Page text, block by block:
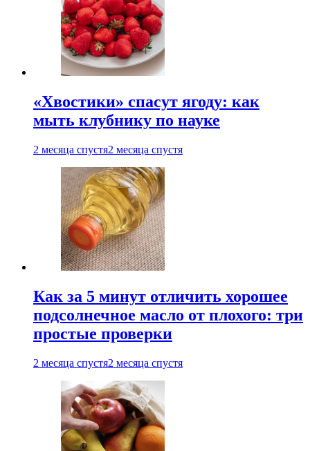
«Хвостики» спасут ягоду: как
мыть клубнику по науке
2 месяца спустя2 месяца спустя
Как за 5 минут отличить хорошее
подсолнечное масло от плохого: три
простые проверки
2 месяца спустя2 месяца спустя